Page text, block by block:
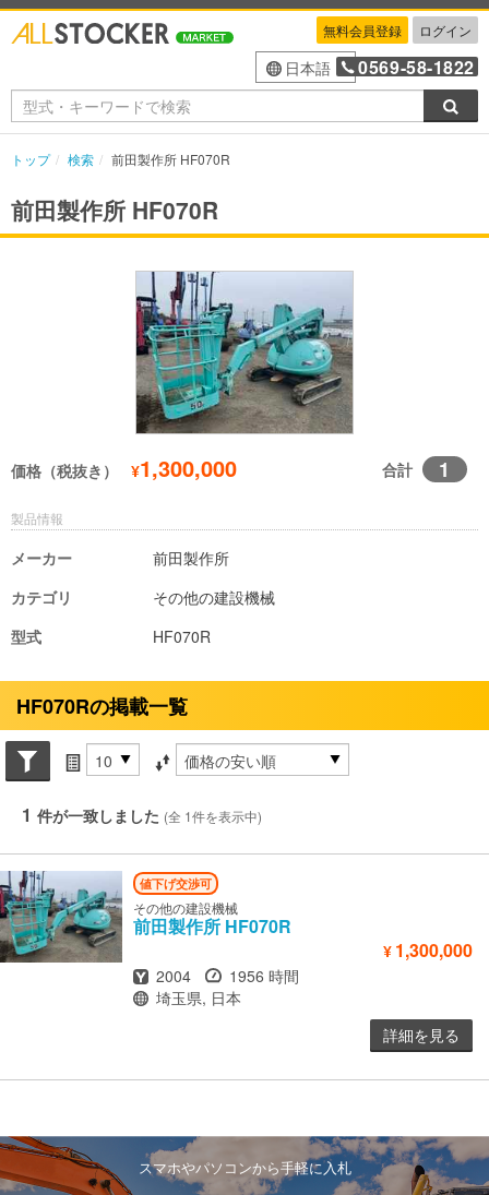
無料会員登録 ログイン
日本語 0569-58-1822
トップ 検索 前田製作所 HF070R
前田製作所 HF070R
価格（税抜き） ¥1,300,000 合計 1
製品情報
メーカー
前田製作所
カテゴリ
その他の建設機械
型式
HF070R
HF070Rの掲載一覧
Search conditions
件数 並び替え条件
1 件が一致しました (全 1件を表示中)
値下げ交渉可
その他の建設機械
前田製作所 HF070R
¥ 1,300,000
年式
2004 時間
1956 時間
場所
埼玉県, 日本
詳細を見る
スマホやパソコンから手軽に入札